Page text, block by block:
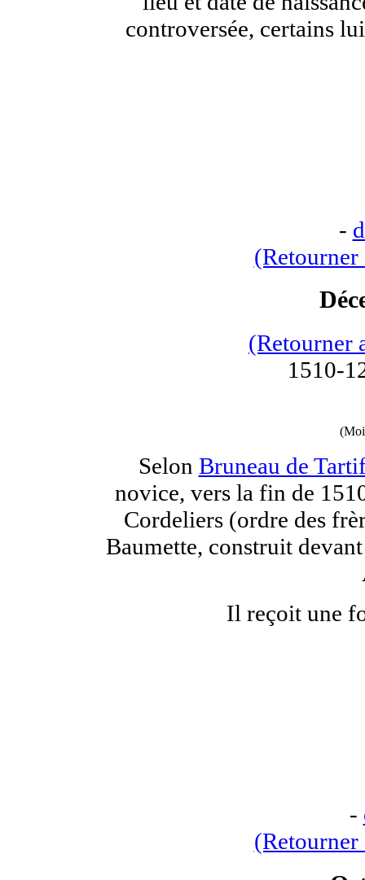
controversée, certains
-
(Retourner
(Retourner
1510-
Selon Bruneau de
novice, vers la fin de
Cordeliers (ordre des
Baumette, construit
Il reçoit une
-
(Retourner